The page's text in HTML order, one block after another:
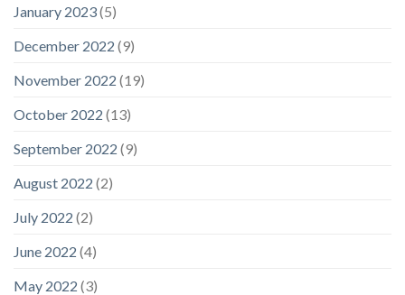
January 2023(5)
December 2022 (9)
November 2022 (19)
October 2022 (13)
September 2022 (9)
August 2022 (2)
July 2022 (2)
June 2022 (4)
May 2022 (3)